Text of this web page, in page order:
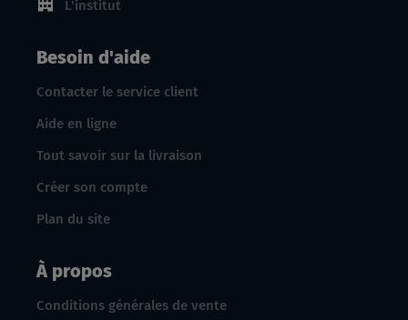
L'institut
Besoin d'aide
Contacter le service client
Aide en ligne
Tout savoir sur la livraison
Créer son compte
Plan du site
À propos
Conditions générales de vente